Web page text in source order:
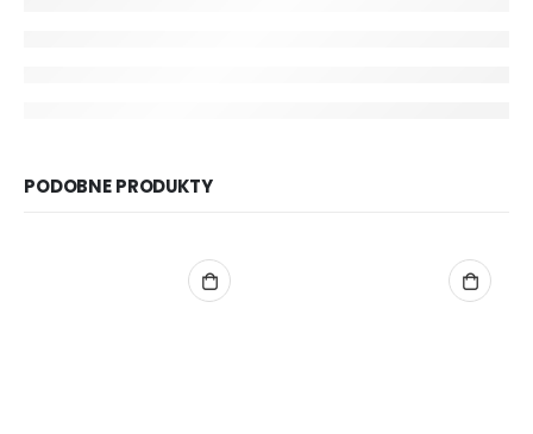
PODOBNE PRODUKTY